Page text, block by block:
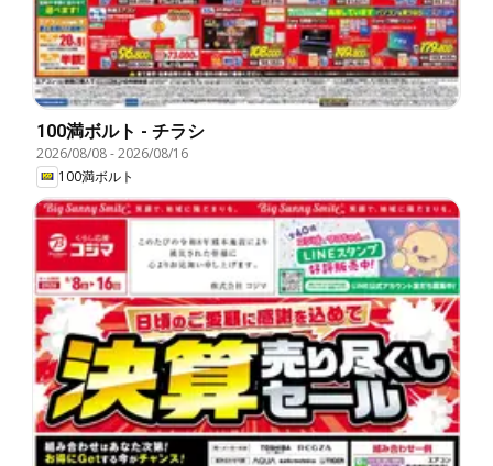
100満ボルト - チラシ
2026/08/08-2026/08/16
100満ボルト